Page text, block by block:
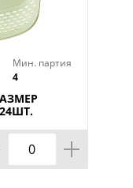
Мин. партия
4